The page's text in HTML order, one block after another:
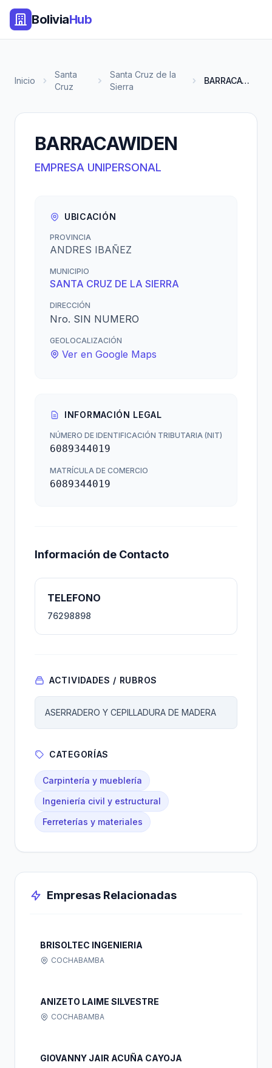
BoliviaHub
Inicio
Santa
Cruz
Santa Cruz de la
Sierra
BARRACAWIDEN
BARRACAWIDEN
EMPRESA UNIPERSONAL
UBICACIÓN
PROVINCIA
ANDRES IBAÑEZ
MUNICIPIO
SANTA CRUZ DE LA SIERRA
DIRECCIÓN
Nro. SIN NUMERO
GEOLOCALIZACIÓN
Ver en Google Maps
INFORMACIÓN LEGAL
NÚMERO DE IDENTIFICACIÓN TRIBUTARIA (NIT)
6089344019
MATRÍCULA DE COMERCIO
6089344019
Información de Contacto
TELEFONO
76298898
ACTIVIDADES / RUBROS
ASERRADERO Y CEPILLADURA DE MADERA
CATEGORÍAS
Carpintería y mueblería
Ingeniería civil y estructural
Ferreterías y materiales
Empresas Relacionadas
BRISOLTEC INGENIERIA
COCHABAMBA
ANIZETO LAIME SILVESTRE
COCHABAMBA
GIOVANNY JAIR ACUÑA CAYOJA